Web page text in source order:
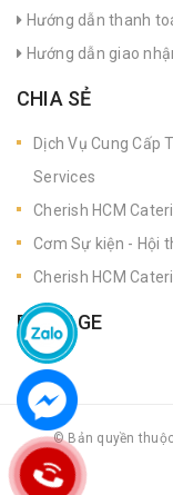
Hướng dẫn thanh
Hướng dẫn giao
CHIA SẺ
Dịch Vụ Cung Cấp
Services
Cherish HCM
Cơm Sự kiện - Hội
Cherish HCM
FANPAGE
© Bản quyền